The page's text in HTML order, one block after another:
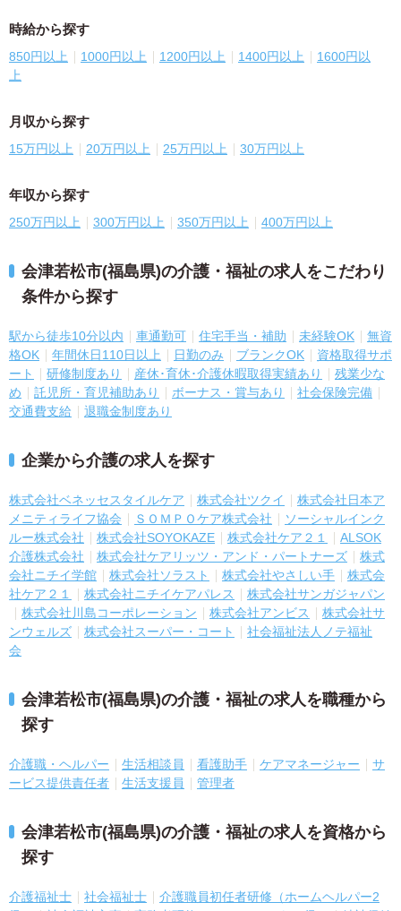
時給から探す
850円以上 1000円以上 1200円以上 1400円以上
1600円以
上
月収から探す
15万円以上 20万円以上 25万円以上 30万円以上
年収から探す
250万円以上 300万円以上 350万円以上 400万円以上
会津若松市(福島県)の介護・福祉の求人をこだわり
条件から探す
駅から徒歩10分以内 車通勤可 住宅手当・補助 未経験OK
無資
格OK
年間休日110日以上 日勤のみ ブランクOK
資格取得サポ
ート
研修制度あり 産休･育休･介護休暇取得実績あり
残業少な
め
託児所・育児補助あり ボーナス・賞与あり
社会保険完備
交通費支給
退職金制度あり
企業から介護の求人を探す
株式会社ベネッセスタイルケア 株式会社ツクイ
株式会社日本ア
メニティライフ協会
ＳＯＭＰＯケア株式会社
ソーシャルインク
ルー株式会社
株式会社SOYOKAZE 株式会社ケア２１
ALSOK
介護株式会社
株式会社ケアリッツ・アンド・パートナーズ
株式
会社ニチイ学館
株式会社ソラスト 株式会社やさしい手
株式会
社ケア２１
株式会社ニチイケアパレス
株式会社サンガジャパン
株式会社川島コーポレーション
株式会社アンビス
株式会社サ
ンウェルズ
株式会社スーパー・コート
社会福祉法人ノテ福祉
会
会津若松市(福島県)の介護・福祉の求人を職種から
探す
介護職・ヘルパー 生活相談員 看護助手 ケアマネージャー
サ
ービス提供責任者
生活支援員 管理者
会津若松市(福島県)の介護・福祉の求人を資格から
探す
介護福祉士 社会福祉士
介護職員初任者研修（ホームヘルパー2